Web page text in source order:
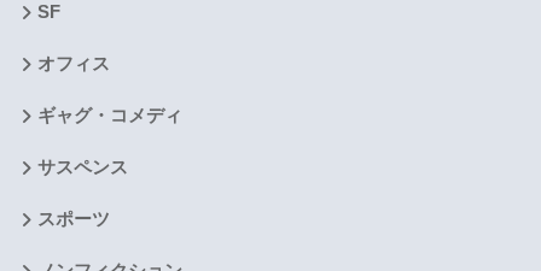
SF
オフィス
ギャグ・コメディ
サスペンス
スポーツ